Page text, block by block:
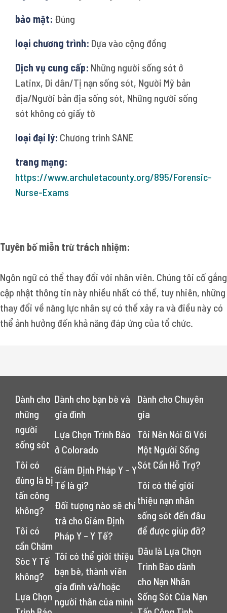
bảo mật: Đúng
loại chương trình: Dựa vào cộng đồng
Dịch vụ cung cấp: Những người sống sót ở
Latinx, Di dân/Tị nạn sống sót, Người Mỹ bản
địa/Người bản địa sống sót, Những người sống
sót không có giấy tờ
loại đại lý: Chương trình SANE
trang mạng:
https://www.archuletacounty.org/895/Forensic-
Nurse-Exams
Tuyên bố miễn trừ trách nhiệm:
Ngôn ngữ có thể thay đổi với nhân viên. Chúng tôi cố gắng
cập nhật thông tin này nhiều nhất có thể, tuy nhiên, những
thay đổi về năng lực nhân sự có thể xảy ra và điều này có
thể ảnh hưởng đến khả năng đáp ứng của tổ chức.
Dành cho
những
người
sống sót
Tôi có
đúng là bị
tấn công
không?
Tôi có
cần Chăm
Sóc Y Tế
không?
Lựa Chọn
Dành cho bạn bè và
gia đình
Lựa Chọn Trình Báo
ở Colorado
Giám Định Pháp Y – Y
Tế là gì?
Đối tượng nào sẽ chi
trả cho Giám Định
Pháp Y – Y Tế?
Tôi có thể giới thiệu
bạn bè, thành viên
gia đình và/hoặc
người thân của mình
Dành cho Chuyên
gia
Tôi Nên Nói Gì Với
Một Người Sống
Sót Cần Hỗ Trợ?
Tôi có thể giới
thiệu nạn nhân
sống sót đến đâu
để được giúp đỡ?
Đâu là Lựa Chọn
Trình Báo dành
cho Nạn Nhân
Sống Sót Của Nạn